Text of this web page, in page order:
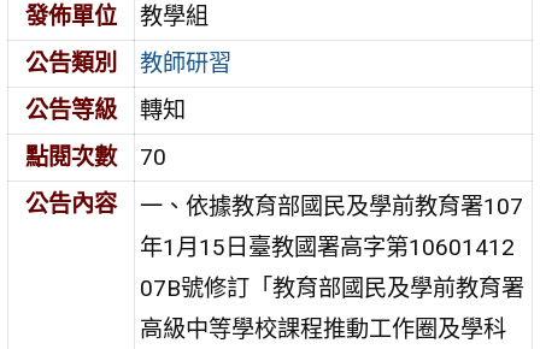
發佈單位
教學組
公告類別
教師研習
公告等級
轉知
點閱次數
70
公告內容
一、依據教育部國民及學前教育署107
年1月15日臺教國署高字第10601412
07B號修訂「教育部國民及學前教育署
高級中等學校課程推動工作圈及學科